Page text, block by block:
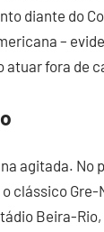
diante do
–
atuar fora de
agitada. No
clássico Gre-
Beira-